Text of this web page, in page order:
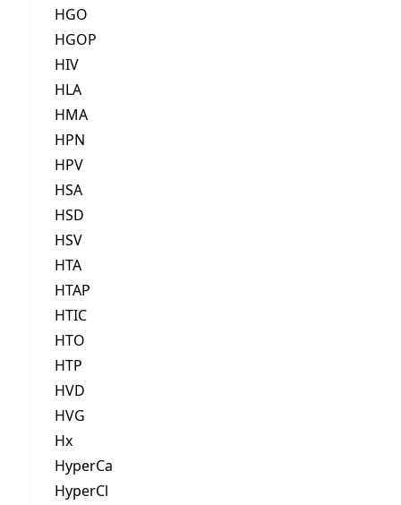
HGO
HGOP
HIV
HLA
HMA
HPN
HPV
HSA
HSD
HSV
HTA
HTAP
HTIC
HTO
HTP
HVD
HVG
Hx
HyperCa
HyperCl